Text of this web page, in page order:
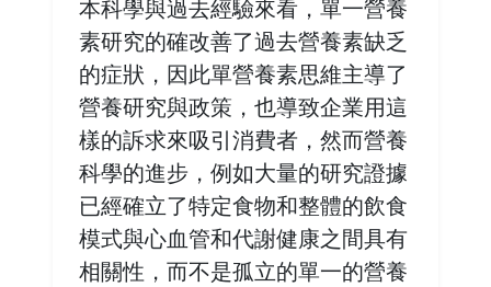
本科學與過去經驗來看，單一營養
素研究的確改善了過去營養素缺乏
的症狀，因此單營養素思維主導了
營養研究與政策，也導致企業用這
樣的訴求來吸引消費者，然而營養
科學的進步，例如大量的研究證據
已經確立了特定食物和整體的飲食
模式與心血管和代謝健康之間具有
相關性，而不是孤立的單一的營養